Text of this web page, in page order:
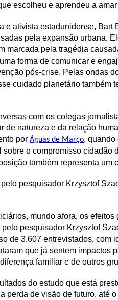
escolheu e aprendeu a amar
e ativista estadunidense,
pela expansão urbana.
marcada pela tragédia
forma de comunicar e
pós-crise. Pelas ondas
cuidado planetário também
com os colegas
de natureza e da relação
por Águas de Março, quando
sobre o compromisso
também representa
pesquisador Krzysztof
mundo afora, os
pesquisador Krzysztof
de 3.607 entrevistados,
que já sentem
familiar e de outros
do estudo que está
perda de visão de futuro, até